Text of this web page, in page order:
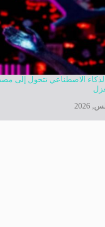
الذكاء الاصطناعي تتحول إلى